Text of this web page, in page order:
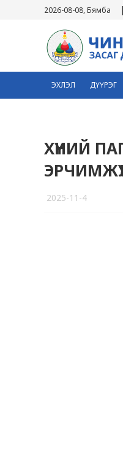
2026-08-08, Бямба
ЭХЛЭЛ ДҮҮРЭГ
ХҮНИЙ
2025-11-4